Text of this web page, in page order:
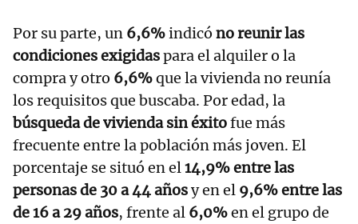
Por su parte, un 6,6%indicó no reunir las
condiciones exigidaspara el alquiler o la
compra y otro 6,6%que la vivienda no reunía
los requisitos que buscaba. Por edad, la
búsqueda de vivienda sin éxitofue más
frecuente entre la población más joven. El
porcentaje se situó en el14,9% entre las
personas de 30 a 44 añosy en el 9,6% entre las
de 16 a 29 años, frente al 6,0%en el grupo de